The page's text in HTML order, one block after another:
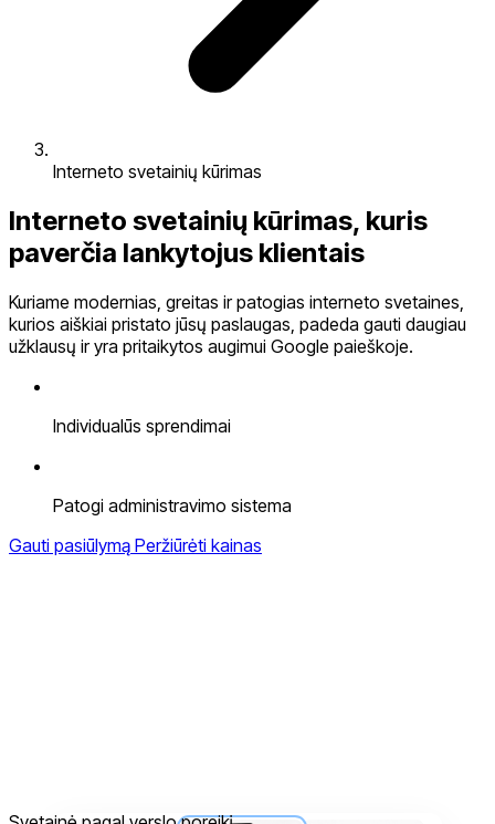
Interneto svetainių kūrimas
Interneto svetainių kūrimas, kuris
paverčia lankytojus klientais
Kuriame modernias, greitas ir patogias interneto svetaines,
kurios aiškiai pristato jūsų paslaugas, padeda gauti daugiau
užklausų ir yra pritaikytos augimui Google paieškoje.
Individualūs sprendimai
Patogi administravimo sistema
Gauti pasiūlymą Peržiūrėti kainas